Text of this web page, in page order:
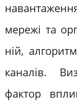
мережі та
ній,
каналів.
фактор